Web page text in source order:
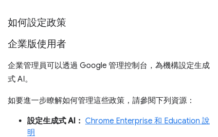
如何設定政策
企業版使用者
企業管理員可以透過 Google 管理控制台，為機構設定生成
式 AI。
如要進一步瞭解如何管理這些政策，請參閱下列資源：
設定生成式 AI： Chrome Enterprise 和 Education 說
明